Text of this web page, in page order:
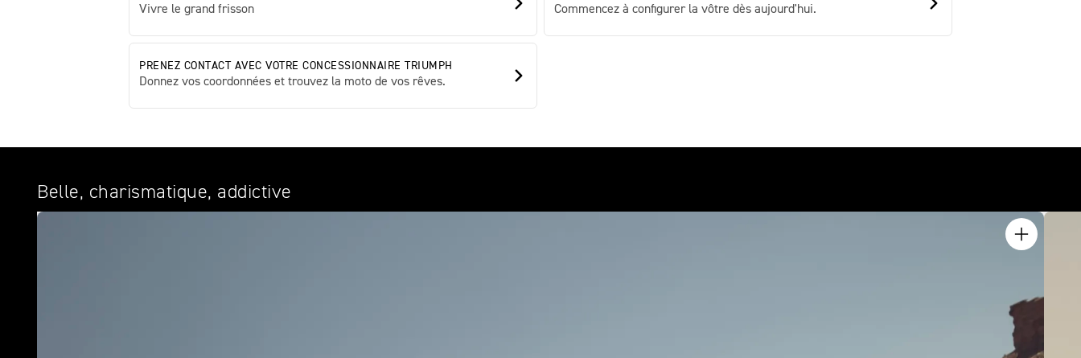
Vivre le grand frisson Commencez à configurer la vôtre dès aujourd'hui.
PRENEZ CONTACT AVEC VOTRE CONCESSIONNAIRE TRIUMPH
Donnez vos coordonnées et trouvez la moto de vos rêves.
Belle, charismatique, addictive